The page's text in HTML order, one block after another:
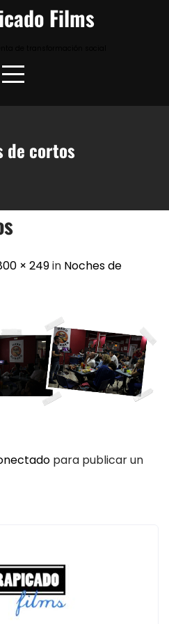
Films
de cortos
× 249in Noches de
para publicar un